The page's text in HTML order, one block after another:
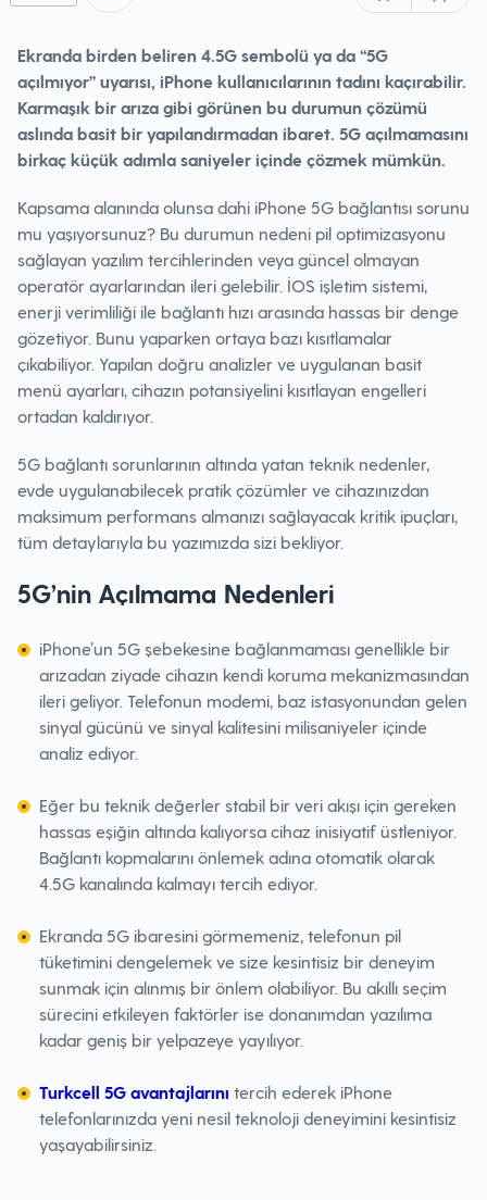
Ekranda birden beliren 4.5G sembolü ya da “5G
açılmıyor” uyarısı, iPhone kullanıcılarının tadını kaçırabilir.
Karmaşık bir arıza gibi görünen bu durumun çözümü
aslında basit bir yapılandırmadan ibaret. 5G açılmamasını
birkaç küçük adımla saniyeler içinde çözmek mümkün.
Kapsama alanında olunsa dahi iPhone 5G bağlantısı sorunu
mu yaşıyorsunuz? Bu durumun nedeni pil optimizasyonu
sağlayan yazılım tercihlerinden veya güncel olmayan
operatör ayarlarından ileri gelebilir. İOS işletim sistemi,
enerji verimliliği ile bağlantı hızı arasında hassas bir denge
gözetiyor. Bunu yaparken ortaya bazı kısıtlamalar
çıkabiliyor. Yapılan doğru analizler ve uygulanan basit
menü ayarları, cihazın potansiyelini kısıtlayan engelleri
ortadan kaldırıyor.
5G bağlantı sorunlarının altında yatan teknik nedenler,
evde uygulanabilecek pratik çözümler ve cihazınızdan
maksimum performans almanızı sağlayacak kritik ipuçları,
tüm detaylarıyla bu yazımızda sizi bekliyor.
5G’nin Açılmama Nedenleri
iPhone’un 5G şebekesine bağlanmaması genellikle bir
arızadan ziyade cihazın kendi koruma mekanizmasından
ileri geliyor. Telefonun modemi, baz istasyonundan gelen
sinyal gücünü ve sinyal kalitesini milisaniyeler içinde
analiz ediyor.
Eğer bu teknik değerler stabil bir veri akışı için gereken
hassas eşiğin altında kalıyorsa cihaz inisiyatif üstleniyor.
Bağlantı kopmalarını önlemek adına otomatik olarak
4.5G kanalında kalmayı tercih ediyor.
Ekranda 5G ibaresini görmemeniz, telefonun pil
tüketimini dengelemek ve size kesintisiz bir deneyim
sunmak için alınmış bir önlem olabiliyor. Bu akıllı seçim
sürecini etkileyen faktörler ise donanımdan yazılıma
kadar geniş bir yelpazeye yayılıyor.
Turkcell 5G avantajlarını tercih ederek iPhone
telefonlarınızda yeni nesil teknoloji deneyimini kesintisiz
yaşayabilirsiniz.